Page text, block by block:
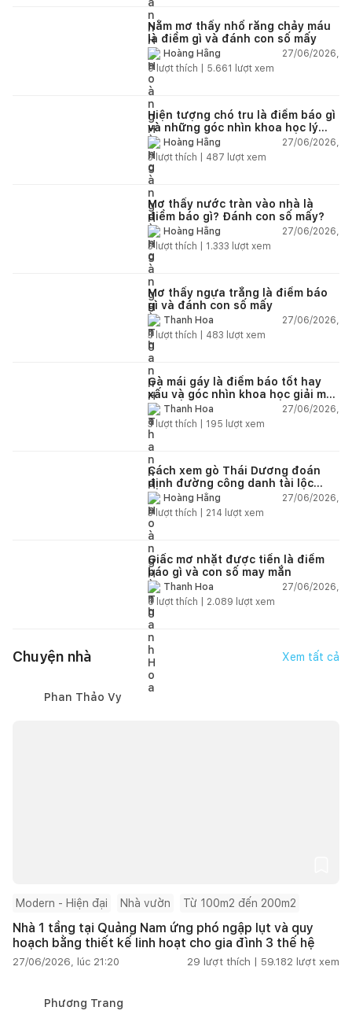
Nằm mơ thấy nhổ răng chảy máu
là điềm gì và đánh con số mấy
Hoàng Hằng
27/06/2026,
0lượt thích | 5.661 lượt xem
Hiện tượng chó tru là điềm báo gì
và những góc nhìn khoa học lý
giảiHoàng Hằng
27/06/2026,
3lượt thích | 487 lượt xem
Mơ thấy nước tràn vào nhà là
điềm báo gì? Đánh con số mấy?
Hoàng Hằng
27/06/2026,
3lượt thích | 1.333 lượt xem
Mơ thấy ngựa trắng là điềm báo
gì và đánh con số mấy
Thanh Hoa
27/06/2026,
3lượt thích | 483 lượt xem
Gà mái gáy là điềm báo tốt hay
xấu và góc nhìn khoa học giải mã
chi tiết
Thanh Hoa
27/06/2026,
3lượt thích | 195 lượt xem
Cách xem gò Thái Dương đoán
định đường công danh tài lộc
theo nhân tướng học
Hoàng Hằng
27/06/2026,
3lượt thích | 214 lượt xem
Giấc mơ nhặt được tiền là điềm
báo gì và con số may mắn
Thanh Hoa
27/06/2026,
6 lượt thích | 2.089 lượt xem
Chuyện nhà Xem tất cả
Phan Thảo Vy
Modern - Hiện đại Nhà vườn Từ 100m2 đến 200m2
Nhà 1 tầng tại Quảng Nam ứng phó ngập lụt và quy
hoạch bằng thiết kế linh hoạt cho gia đình 3 thế hệ
27/06/2026, lúc 21:20 29 lượt thích | 59.182 lượt xem
Phương Trang